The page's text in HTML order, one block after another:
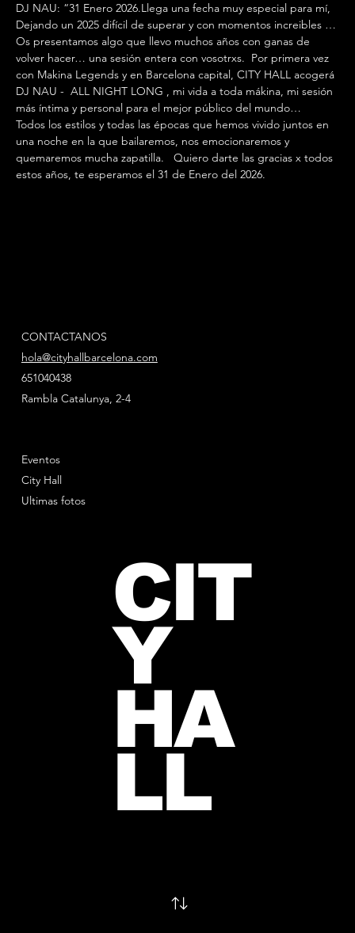
DJ NAU: “31 Enero 2026.Llega una fecha muy especial para mí,
Dejando un 2025 difícil de superar y con momentos increibles …
Os presentamos algo que llevo muchos años con ganas de
volver hacer… una sesión entera con vosotrxs.  Por primera vez
con Makina Legends y en Barcelona capital, CITY HALL acogerá
DJ NAU -  ALL NIGHT LONG , mi vida a toda mákina, mi sesión
más íntima y personal para el mejor público del mundo…
Todos los estilos y todas las épocas que hemos vivido juntos en
una noche en la que bailaremos, nos emocionaremos y
quemaremos mucha zapatilla.   Quiero darte las gracias x todos
estos años, te esperamos el 31 de Enero del 2026.
Eventos
City Hall
Ultimas fotos
CIT
Y
HA
LL
CONTACTANOS
hola@cityhallbarcelona.com
651040438
Rambla Catalunya, 2-4